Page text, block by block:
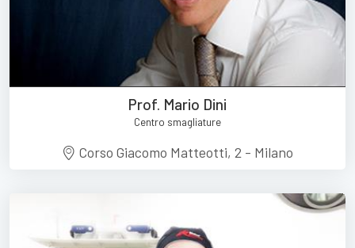
Prof. Mario Dini
Centro smagliature
Corso Giacomo Matteotti, 2 - Milano